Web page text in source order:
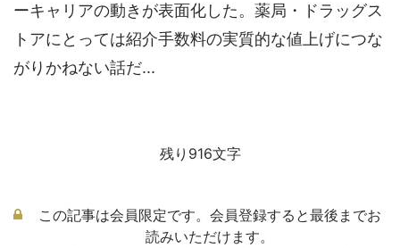
ーキャリアの動きが表面化した。薬局・ドラッグス
トアにとっては紹介手数料の実質的な値上げにつな
がりかねない話だ...
残り916文字
この記事は会員限定です。会員登録すると最後までお
読みいただけます。